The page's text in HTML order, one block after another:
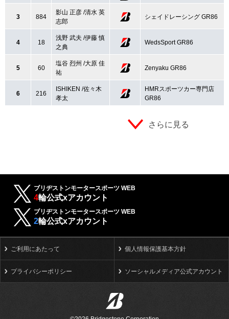
3 884
影山 正彦 /清水 英
志郎
シェイドレーシング GR86
4 18
浅野 武夫 /伊藤 慎
之典
WedsSport GR86
5 60
塩谷 烈州 /大原 佳
祐
Zenyaku GR86
6 216
ISHIKEN /佐々木
孝太
HMRスポーツカー専門店
GR86
さらに見る
ブリヂストンモータースポーツ WEB
4輪公式xアカウント
ブリヂストンモータースポーツ WEB
2輪公式xアカウント
ご利用にあたって 個人情報保護基本方針
プライバシーポリシー ソーシャルメディア公式アカウント